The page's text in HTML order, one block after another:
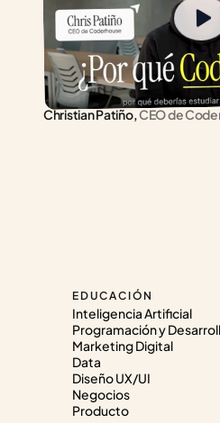
Christian Patiño, CEO de
EDUCACIÓN
Inteligencia Artificial
Programación y
Marketing Digital
Data
Diseño UX/UI
Negocios
Producto